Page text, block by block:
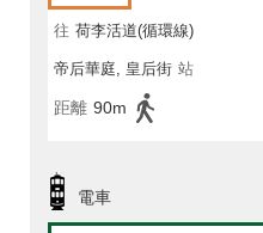
往 荷李活道(循環線)
帝后華庭, 皇后街 站
距離 90m
電車